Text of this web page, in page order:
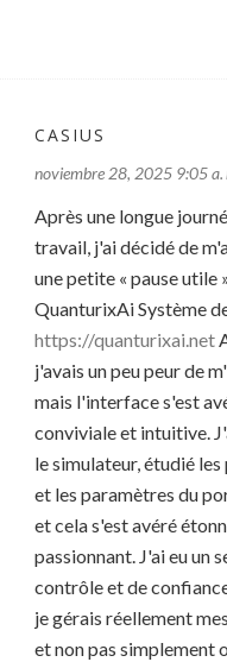
CASIUS
noviembre 28, 2025 9:05 a.
Après une longue
travail, j'ai décidé de
une petite « pause utile
QuanturixAi Système
https://quanturixai.net
j'avais un peu peur de
mais l'interface s'est
conviviale et intuitive.
le simulateur, étudié
et les paramètres du
et cela s'est avéré
passionnant. J'ai eu un
contrôle et de
je gérais réellement
et non pas simplement